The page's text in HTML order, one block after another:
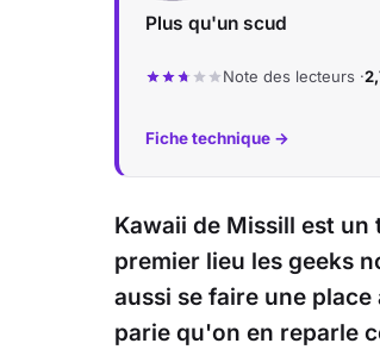
Plus qu'un scud
Note des lecteurs ·
Fiche technique →
Kawaii de Missill est
premier lieu les geeks
aussi se faire une
parie qu'on en reparle